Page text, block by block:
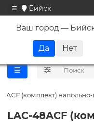
Бийск
Ваш город —
(комплект)
LAC-48ACF